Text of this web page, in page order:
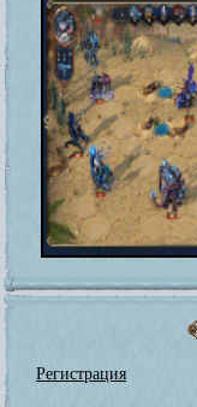
Регистрация